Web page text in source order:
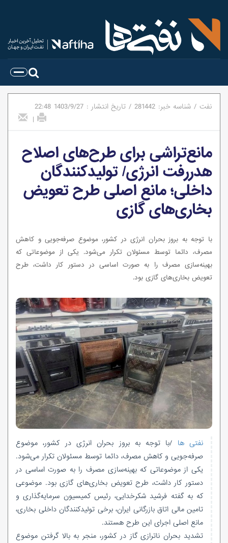
نفت / شناسه خبر: 281442
/ تاریخ انتشار : 1403/9/27
22:48
|
مانع‌تراشی برای طرح‌های اصلاح
هدررفت انرژی/ تولیدکنندگان
داخلی؛ مانع اصلی طرح تعویض
بخاری‌های گازی
با توجه به بروز بحران انرژی در کشور، موضوع صرفه‌جویی و کاهش
مصرف، دائما توسط مسئولان تکرار می‌شود. یکی از موضوعاتی که
بهینه‌سازی مصرف را به صورت اساسی در دستور کار داشت، طرح
تعویض بخاری‌های گازی بود.
نفتی ها /با توجه به بروز بحران انرژی در کشور، موضوع
صرفه‌جویی و کاهش مصرف، دائما توسط مسئولان تکرار می‌شود.
یکی از موضوعاتی که بهینه‌سازی مصرف را به صورت اساسی در
دستور کار داشت، طرح تعویض بخاری‌های گازی بود. موضوعی
که به گفته فرشید شکرخدایی، رئیس کمیسیون سرمایه‌گذاری و
تامین مالی اتاق بازرگانی ایران، برخی تولیدکنندگان داخلی بخاری،
مانع اصلی اجرای این طرح هستند.
تشدید بحران ناترازی گاز در کشور، منجر به بالا گرفتن موضوع